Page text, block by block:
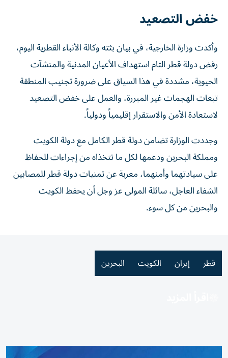
خفض التصعيد
وأكدت وزارة الخارجية، في بيان بثته وكالة الأنباء القطرية اليوم،
رفض دولة قطر التام استهداف الأعيان المدنية والمنشآت
الحيوية، مشددة في هذا السياق على ضرورة تجنيب المنطقة
تبعات الهجمات غير المبررة، والعمل على خفض التصعيد
لاستعادة الأمن والاستقرار إقليمياً ودولياً.
وجددت الوزارة تضامن دولة قطر الكامل مع دولة الكويت
ومملكة البحرين ودعمها لكل ما تتخذاه من إجراءات للحفاظ
على سيادتهما وأمنهما، معربة عن تمنيات دولة قطر للمصابين
الشفاء العاجل، سائلة المولى عز وجل أن يحفظ الكويت
والبحرين من كل سوء.
قطر إيران الكويت البحرين